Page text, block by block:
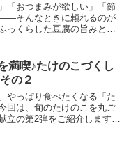
「おつまみが欲しい」「節
そんなときに頼れるのが
っくらした豆腐の旨みと、
んな厚揚げを使って、**チ
り！**おつ...
満喫♪たけのこづくし
の２
やっぱり食べたくなる「た
回は、旬のたけのこを丸ご
立の第2弾をご紹介します。